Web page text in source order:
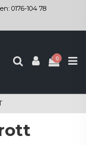
0176-104 78
0